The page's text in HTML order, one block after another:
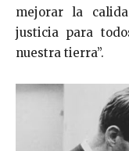
mejorar la
justicia para
nuestra tierra”.